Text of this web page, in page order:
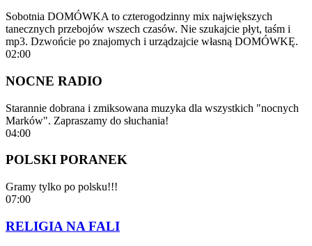
Sobotnia DOMÓWKA to czterogodzinny mix największych
tanecznych przebojów wszech czasów. Nie szukajcie płyt, taśm i
mp3. Dzwońcie po znajomych i urządzajcie własną DOMÓWKĘ.
02:00
NOCNE RADIO
Starannie dobrana i zmiksowana muzyka dla wszystkich "nocnych
Marków". Zapraszamy do słuchania!
04:00
POLSKI PORANEK
Gramy tylko po polsku!!!
07:00
RELIGIA NA FALI